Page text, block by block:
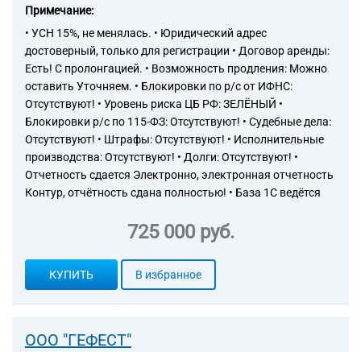
Примечание:
• УСН 15%, не менялась. • Юридический адрес
достоверный, только для регистрации • Договор аренды:
Есть! С пролонгацией. • Возможность продления: Можно
оставить Уточняем. • Блокировки по р/с от ИФНС:
Отсутствуют! • Уровень риска ЦБ РФ: ЗЕЛЁНЫЙ •
Блокировки р/с по 115-ФЗ: Отсутствуют! • Судебные дела:
Отсутствуют! • Штрафы: Отсутствуют! • Исполнительные
производства: Отсутствуют! • Долги: Отсутствуют! •
Отчетность сдается Электронно, электронная отчетность
Контур, отчётность сдана полностью! • База 1С ведётся
725 000 руб.
КУПИТЬ В избранное
ООО "ГЕФЕСТ"